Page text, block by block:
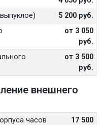
5 200 руб.
от 3 050
руб.
от 3 500
руб.
внешнего
часов
17 500